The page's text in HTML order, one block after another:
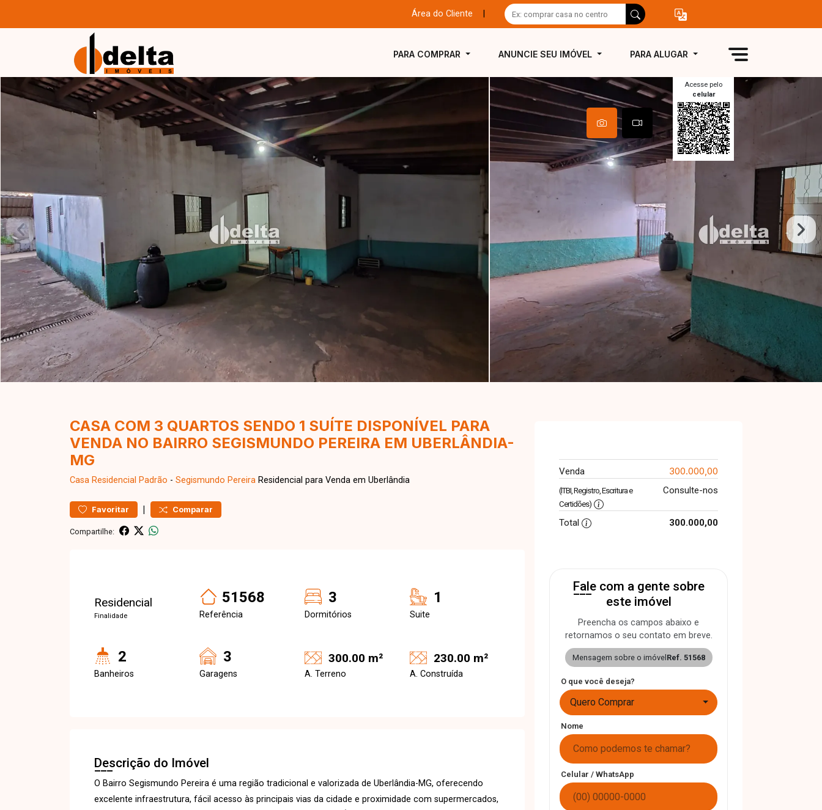
Área do Cliente
PARA COMPRAR ANUNCIE SEU IMÓVEL PARA ALUGAR
Acesse pelo
celular
CASA COM 3 QUARTOS SENDO 1 SUÍTE DISPONÍVEL PARA
VENDA NO BAIRRO SEGISMUNDO PEREIRA EM UBERLÂNDIA-
MG
Casa Residencial Padrão - Segismundo Pereira Residencial para Venda em Uberlândia
Favoritar | Comparar
Compartilhe:
Residencial
Finalidade
51568
Referência
3
Dormitórios
1
Suite
2
Banheiros
3
Garagens
300.00 m²
A. Terreno
230.00 m²
A. Construída
Descrição do Imóvel
O Bairro Segismundo Pereira é uma região tradicional e valorizada de Uberlândia-MG, oferecendo
excelente infraestrutura, fácil acesso às principais vias da cidade e proximidade com supermercados,
Venda 300.000,00
(ITBI, Registro, Escritura e
Certidões)
Consulte-nos
Total 300.000,00
Fale com a gente sobre
este imóvel
Preencha os campos abaixo e
retornamos o seu contato em breve.
Mensagem sobre o imóvel Ref. 51568
O que você deseja?
Quero Comprar
Nome
Celular / WhatsApp